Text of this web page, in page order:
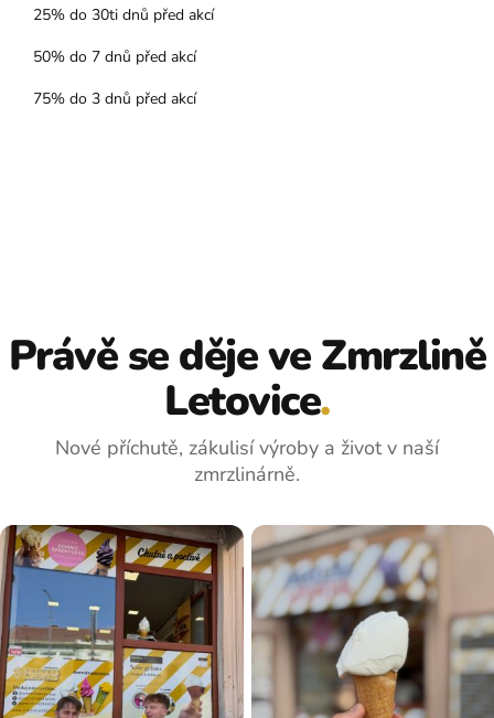
25% do 30ti dnů před akcí
50% do 7 dnů před akcí
75% do 3 dnů před akcí
Právě se děje ve Zmrzlině
Letovice.
Nové příchutě, zákulisí výroby a život v naší
zmrzlinárně.